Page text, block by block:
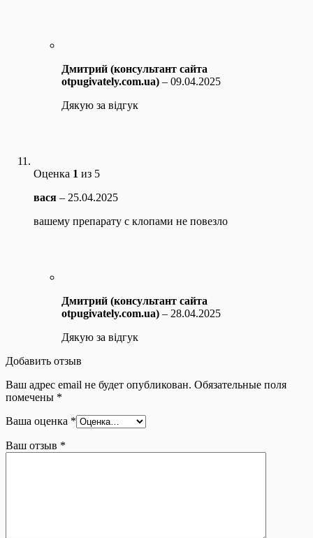
Дмитрий (консультант сайта
otpugivately.com.ua) – 09.04.2025
Дякую за відгук
Оценка 1 из 5
вася – 25.04.2025
вашему препарату с клопами не повезло
Дмитрий (консультант сайта
otpugivately.com.ua) – 28.04.2025
Дякую за відгук
Добавить отзыв
Ваш адрес email не будет опубликован. Обязательные поля
помечены *
Ваша оценка *
Ваш отзыв *